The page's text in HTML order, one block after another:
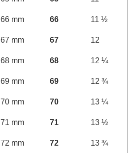
66 mm 66 11 ½
67 mm 67 12
68 mm 68 12 ¼
69 mm 69 12 ¾
70 mm 70 13 ¼
71 mm 71 13 ½
72 mm 72 13 ¾